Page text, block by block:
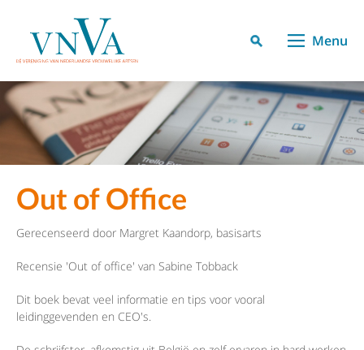
Menu
Out of Office
Gerecenseerd door Margret Kaandorp, basisarts
Recensie 'Out of office' van Sabine Tobback
Dit boek bevat veel informatie en tips voor vooral
leidinggevenden en CEO's.